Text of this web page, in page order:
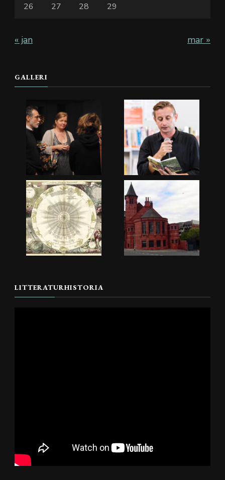
26 27 28 29
« jan mar »
GALLERI
LITTERATURHISTORIA